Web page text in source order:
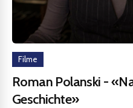
Filme
Roman Polanski -
Geschichte»